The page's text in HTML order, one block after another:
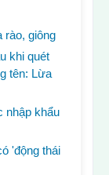
rào, giông
khi quét
tên: Lừa
nhập khẩu
'động thái